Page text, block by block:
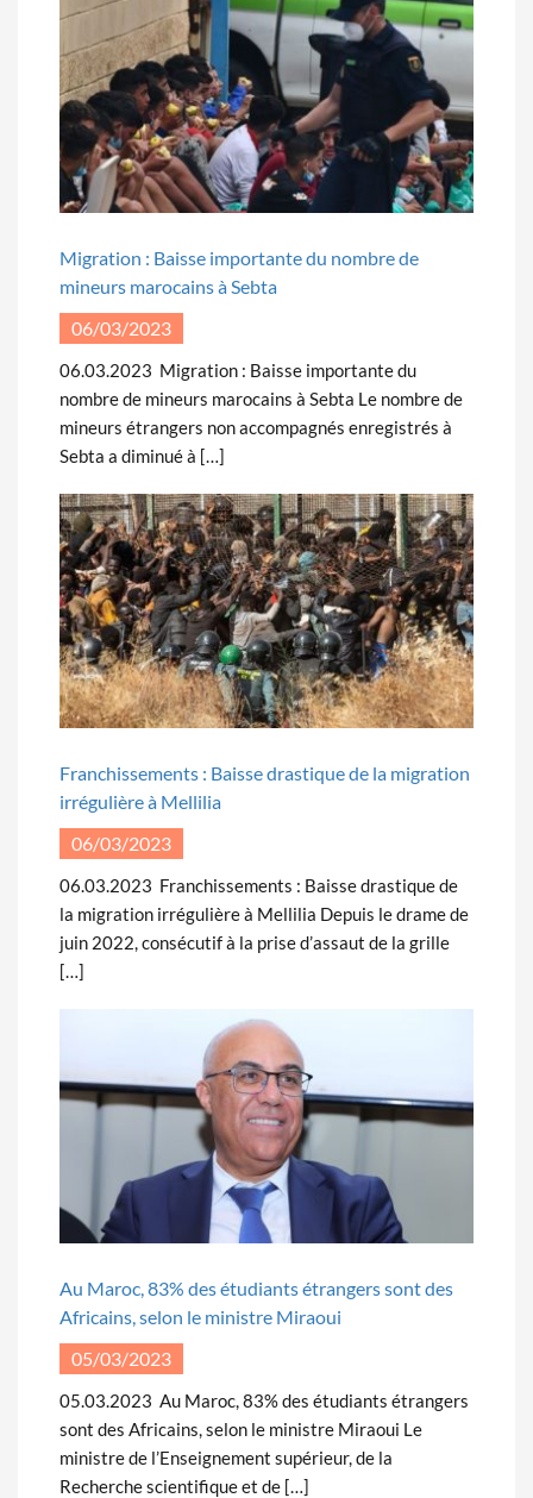
Migration : Baisse importante du nombre de
mineurs marocains à Sebta
06/03/2023
06.03.2023 Migration : Baisse importante du
nombre de mineurs marocains à Sebta Le nombre de
mineurs étrangers non accompagnés enregistrés à
Sebta a diminué à […]
Franchissements : Baisse drastique de la migration
irrégulière à Mellilia
06/03/2023
06.03.2023 Franchissements : Baisse drastique de
la migration irrégulière à Mellilia Depuis le drame de
juin 2022, consécutif à la prise d’assaut de la grille
[…]
Au Maroc, 83% des étudiants étrangers sont des
Africains, selon le ministre Miraoui
05/03/2023
05.03.2023 Au Maroc, 83% des étudiants étrangers
sont des Africains, selon le ministre Miraoui Le
ministre de l’Enseignement supérieur, de la
Recherche scientifique et de […]